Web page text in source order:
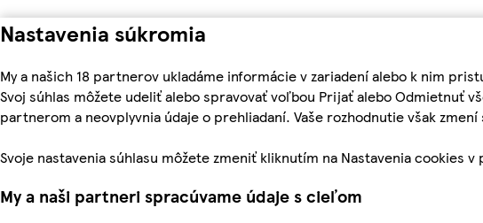
Nastavenia súkromia
My a našich 18 partnerov ukladáme informácie v zariadení alebo k nim
Svoj súhlas môžete udeliť alebo spravovať voľbou Prijať alebo Odmietnuť
partnerom a neovplyvnia údaje o prehliadaní. Vaše rozhodnutie však
Svoje nastavenia súhlasu môžete zmeniť kliknutím na Nastavenia cookies v
My a naši partneri spracúvame údaje s cieľom